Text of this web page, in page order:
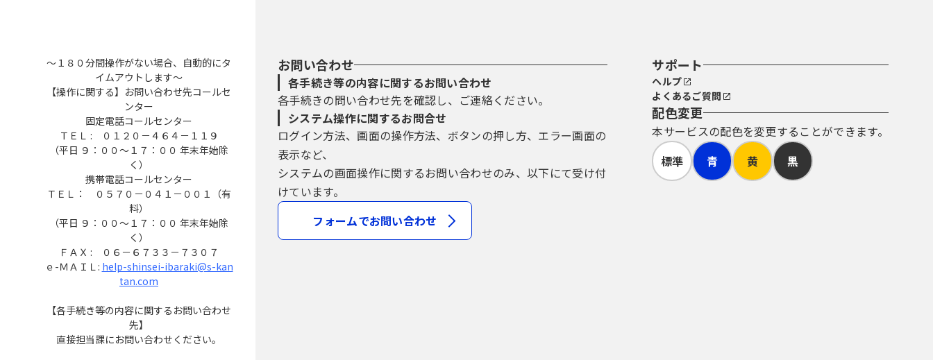
～１８０分間操作がない場合、自動的にタ
イムアウトします～
【操作に関する】お問い合わせ先コールセ
ンター
固定電話コールセンター
ＴＥＬ : ０１２０－４６４－１１９
（平日 ９：００～１７：００ 年末年始除
く）
携帯電話コールセンター
ＴＥＬ： ０５７０－０４１－００１（有
料）
（平日 ９：００～１７：００ 年末年始除
く）
ＦＡＸ : ０６－６７３３－７３０７
ｅ-ＭＡＩＬ: help-shinsei-ibaraki@s-kan
tan.com
【各手続き等の内容に関するお問い合わせ
先】
直接担当課にお問い合わせください。
お問い合わせ
各手続き等の内容に関するお問い合わせ
各手続きの問い合わせ先を確認し、ご連絡ください。
システム操作に関するお問合せ
ログイン方法、画面の操作方法、ボタンの押し方、エラー画面の
表示など、
システムの画面操作に関するお問い合わせのみ、以下にて受け付
けています。
フォームでお問い合わせ
サポート
ヘルプ
よくあるご質問
配色変更
本サービスの配色を変更することができます。
標準
青 黄 黒